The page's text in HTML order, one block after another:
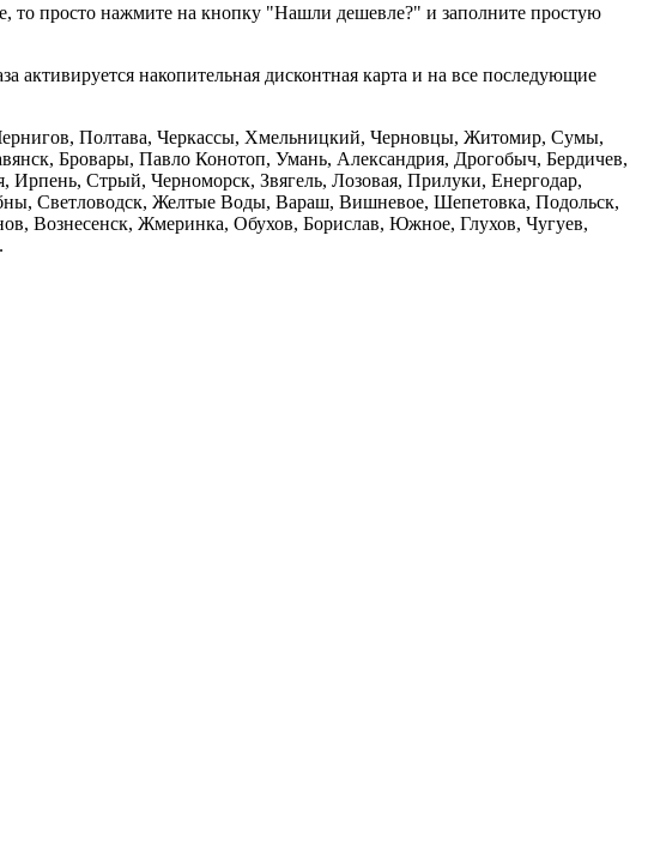
то просто нажмите на кнопку "Нашли дешевле?" и заполните простую
активируется накопительная дисконтная карта и на все последующие
Полтава, Черкассы, Хмельницкий, Черновцы, Житомир, Сумы,
Бровары, Павло Конотоп, Умань, Александрия, Дрогобыч, Бердичев,
Стрый, Черноморск, Звягель, Лозовая, Прилуки, Енергодар,
Светловодск, Желтые Воды, Вараш, Вишневое, Шепетовка, Подольск,
Вознесенск, Жмеринка, Обухов, Борислав, Южное, Глухов, Чугуев,